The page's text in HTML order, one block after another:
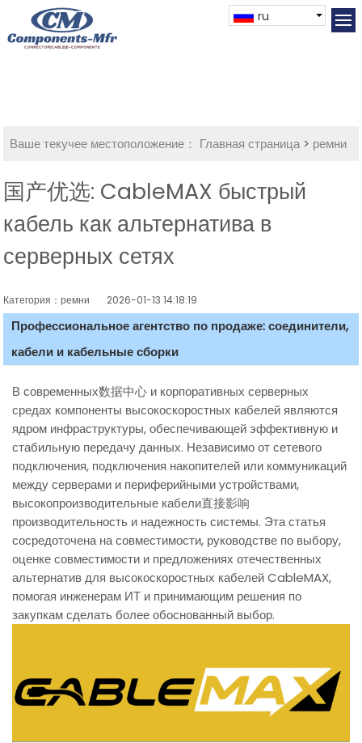
ru
Ваше текучее местоположение： Главная страница> ремни
国产优选: CableMAX быстрый
кабель как альтернатива в
серверных сетях
Категория：ремни 2026-01-13 14:18:19
Профессиональное агентство по продаже: соединители,
кабели и кабельные сборки
В современных数据中心 и корпоративных серверных
средах компоненты высокоскоростных кабелей являются
ядром инфраструктуры, обеспечивающей эффективную и
стабильную передачу данных. Независимо от сетевого
подключения, подключения накопителей или коммуникаций
между серверами и периферийными устройствами,
высокопроизводительные кабели直接影响
производительность и надежность системы. Эта статья
сосредоточена на совместимости, руководстве по выбору,
оценке совместимости и предложениях отечественных
альтернатив для высокоскоростных кабелей CableMAX,
помогая инженерам ИТ и принимающим решения по
закупкам сделать более обоснованный выбор.